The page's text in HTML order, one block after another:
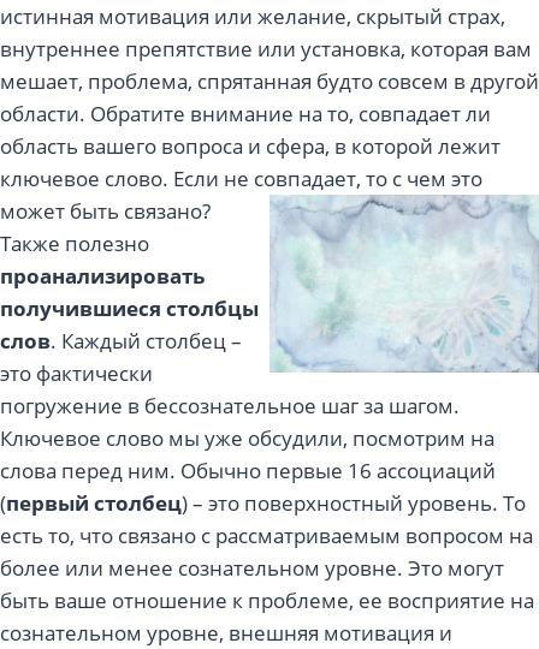
истинная мотивация или желание, скрытый страх,
внутреннее препятствие или установка, которая вам
мешает, проблема, спрятанная будто совсем в другой
области. Обратите внимание на то, совпадает ли
область вашего вопроса и сфера, в которой лежит
ключевое слово. Если не совпадает, то с чем это
может быть связано?
Также полезно
проанализировать
получившиеся столбцы
слов. Каждый столбец –
это фактически
погружение в бессознательное шаг за шагом.
Ключевое слово мы уже обсудили, посмотрим на
слова перед ним. Обычно первые 16 ассоциаций
(первый столбец) – это поверхностный уровень. То
есть то, что связано с рассматриваемым вопросом на
более или менее сознательном уровне. Это могут
быть ваше отношение к проблеме, ее восприятие на
сознательном уровне, внешняя мотивация и